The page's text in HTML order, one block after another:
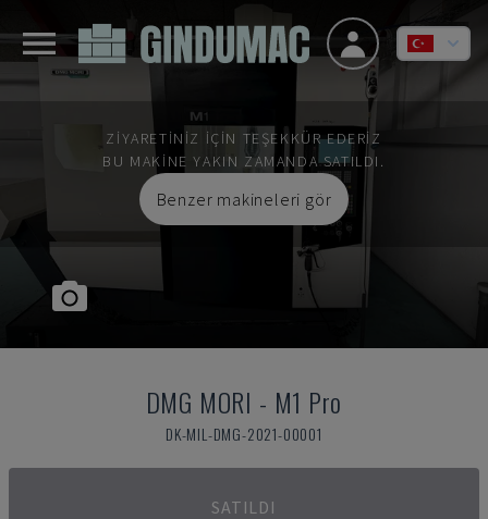
ZIYARETINIZ IÇIN TEŞEKKÜR EDERIZ
BU MAKINE YAKIN ZAMANDA SATILDI.
Benzer makineleri gör
DMG MORI - M1 Pro
DK-MIL-DMG-2021-00001
SATILDI